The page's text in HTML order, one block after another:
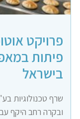
פרויקט
פיתות
בישראל
שרף טכנולוגיות
ובקרה רחב היקף